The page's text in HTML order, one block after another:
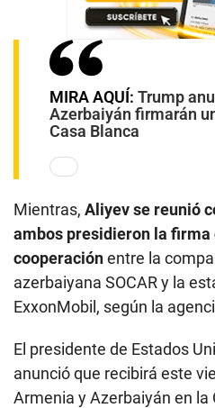
MIRA AQUÍ: Trump
Azerbaiyán firmarán
Casa Blanca
Mientras, Aliyev se reunió
ambos presidieron la firma
cooperaciónentre la
azerbaiyana SOCAR y la
ExxonMobil, según la
El presidente de Estados
anunció que recibirá este
Armenia y Azerbaiyán en la